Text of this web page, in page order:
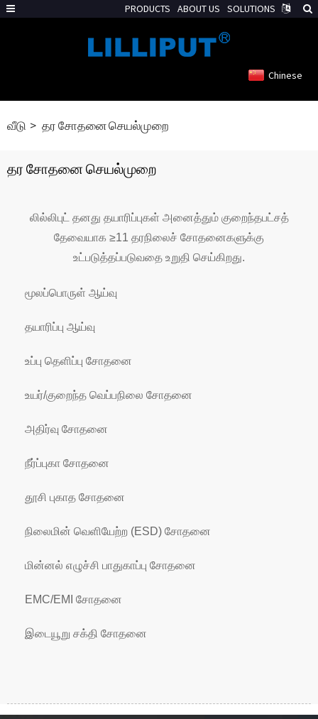
Chinese
வீடு தர சோதனை செயல்முறை
தர சோதனை செயல்முறை
லில்லிபுட் தனது தயாரிப்புகள் அனைத்தும் குறைந்தபட்சத்
தேவையாக ≥11 தரநிலைச் சோதனைகளுக்கு
உட்படுத்தப்படுவதை உறுதி செய்கிறது.
மூலப்பொருள் ஆய்வு
தயாரிப்பு ஆய்வு
உப்பு தெளிப்பு சோதனை
உயர்/குறைந்த வெப்பநிலை சோதனை
அதிர்வு சோதனை
நீர்ப்புகா சோதனை
தூசி புகாத சோதனை
நிலைமின் வெளியேற்ற (ESD) சோதனை
மின்னல் எழுச்சி பாதுகாப்பு சோதனை
EMC/EMI சோதனை
இடையூறு சக்தி சோதனை
PRODUCTS ABOUT US SOLUTIONS